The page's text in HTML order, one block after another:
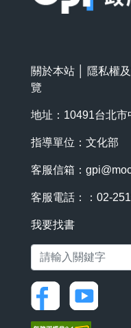
關於本站 隱私權
覽
地址：10491台北
指導單位：文化部
客服信箱：
客服電話：：02-
我要找書